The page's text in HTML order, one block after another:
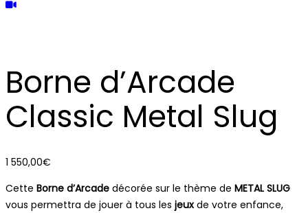
Borne d’Arcade
Classic Metal Slug
1 550,00€
Cette Borne d’Arcade décorée sur le thème de METAL SLUG
vous permettra de jouer à tous les jeux de votre enfance,